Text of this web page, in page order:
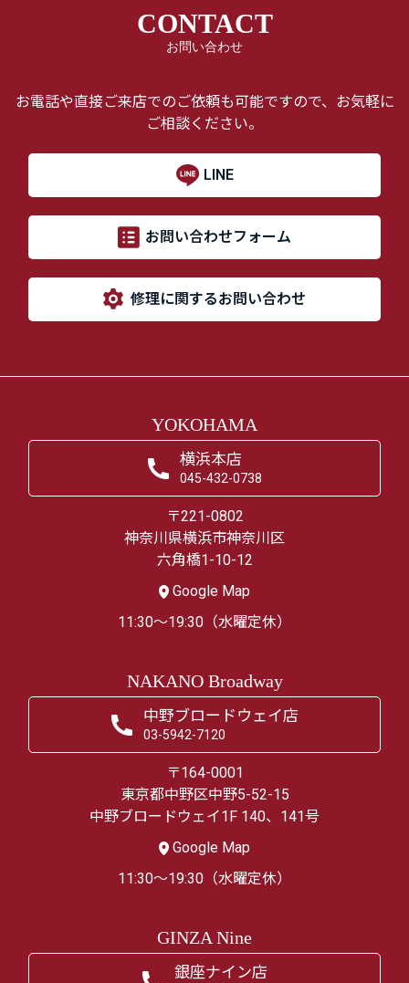
CONTACT
お問い合わせ
お電話や直接ご来店でのご依頼も可能ですので、お気軽に
ご相談ください。
LINE
お問い合わせフォーム
修理に関するお問い合わせ
YOKOHAMA
横浜本店
045-432-0738
〒221-0802
神奈川県横浜市神奈川区
六角橋1-10-12
Google Map
11:30～19:30（水曜定休）
NAKANO Broadway
中野ブロードウェイ店
03-5942-7120
〒164-0001
東京都中野区中野5-52-15
中野ブロードウェイ1F 140、141号
Google Map
11:30～19:30（水曜定休）
GINZA Nine
銀座ナイン店